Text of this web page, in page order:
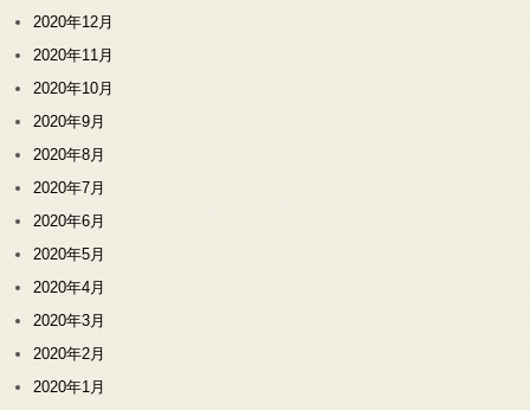
2020年12月
2020年11月
2020年10月
2020年9月
2020年8月
2020年7月
2020年6月
2020年5月
2020年4月
2020年3月
2020年2月
2020年1月